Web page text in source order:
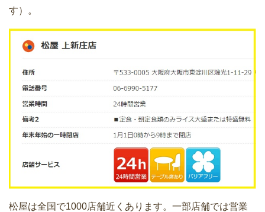
す）。
松屋は全国で1000店舗近くあります。一部店舗では営業